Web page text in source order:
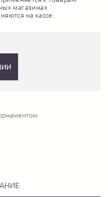
магазинах
на кассе.